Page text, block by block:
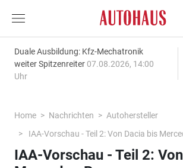
Duale Ausbildung: Kfz-Mechatronik
weiter Spitzenreiter 07.08.2026, 14:00
Uhr
Home Nachrichten
Autohersteller
IAA-Vorschau - Teil 2: Von Dacia bis
IAA-Vorschau - Teil 2: